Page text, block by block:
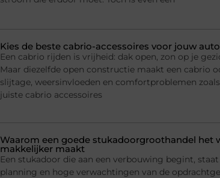
Kies de beste cabrio-accessoires voor jouw auto
Een cabrio rijden is vrijheid: dak open, zon op je
Maar diezelfde open constructie maakt een cabrio
slijtage, weersinvloeden en comfortproblemen
juiste cabrio accessoires
Waarom een goede stukadoorgroothandel het
makkelijker maakt
Een stukadoor die aan een verbouwing begint,
planning en hoge verwachtingen van de